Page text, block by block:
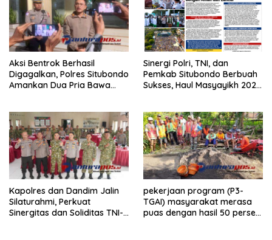
Aksi Bentrok Berhasil
Digagalkan, Polres Situbondo
Amankan Dua Pria Bawa
Sinergi Polri, TNI, dan
Pemkab Situbondo Berbuah
Sukses, Haul Masyayikh 2026
Jamaah
Kapolres dan Dandim Jalin
Silaturahmi, Perkuat
Sinergitas dan Soliditas TNI-
pekerjaan program (P3-
TGAI) masyarakat merasa
puas dengan hasil 50 persen